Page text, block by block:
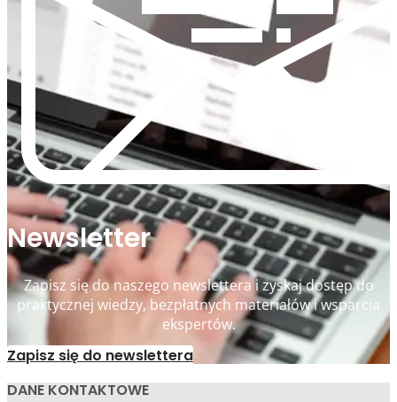
Newsletter
Zapisz się do naszego newslettera i zyskaj dostęp do
praktycznej wiedzy, bezpłatnych materiałów i wsparcia
ekspertów.
Zapisz się do newslettera
DANE KONTAKTOWE